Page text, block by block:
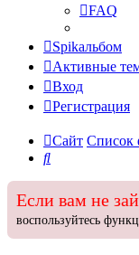
FAQ
Spikальбом
Активные
Вход
Регистрация
Сайт Список
Поиск
Если вам не
воспользуйтесь